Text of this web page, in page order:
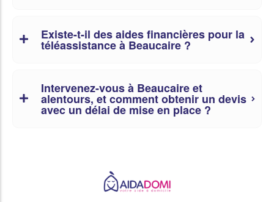
Existe-t-il des aides financières pour la
téléassistance à Beaucaire ?
Intervenez-vous à Beaucaire et
alentours, et comment obtenir un devis
avec un délai de mise en place ?